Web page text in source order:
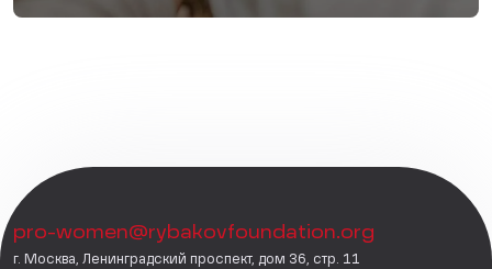
pro-women@rybakovfoundation.org
г. Москва, Ленинградский проспект, дом 36, стр. 11